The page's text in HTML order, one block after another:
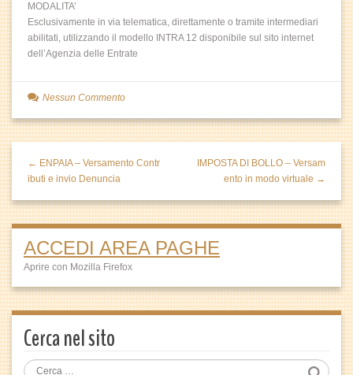
MODALITA’
Esclusivamente in via telematica, direttamente o tramite intermediari
abilitati, utilizzando il modello INTRA 12 disponibile sul sito internet
dell’Agenzia delle Entrate
Nessun Commento
← ENPAIA – Versamento Contr
ibuti e invio Denuncia
IMPOSTA DI BOLLO – Versam
ento in modo virtuale →
ACCEDI AREA PAGHE
Aprire con Mozilla Firefox
Cerca nel sito